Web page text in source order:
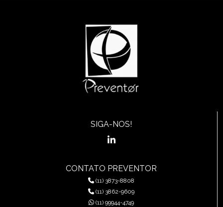
estruturas da cavidade oral (boca) e orofaringe, que
pode envolver a região das bochechas, gengivas,
língua, lábios, garganta, ou assoalho da boca.”
SIGA-NOS!
CONTATO PREVENTOR
(11) 3873-8808
(11) 3862-9609
(11) 99944-4749